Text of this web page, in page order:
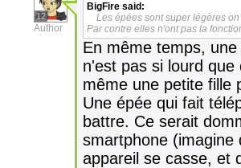
12
Author
BigFire said:
Les épées sont super légères
Par contre elles n'ont pas la
En même temps,
n'est pas si lourd
même une petite fille
Une épée qui fait
battre. Ce serait
smartphone
appareil se casse, et